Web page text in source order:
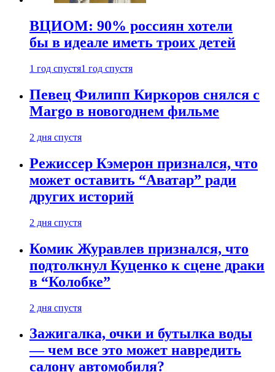
ВЦИОМ: 90% россиян хотели
бы в идеале иметь троих детей
1 год спустя1 год спустя
Певец Филипп Киркоров снялся с
Margo в новогоднем фильме
2 дня спустя
Режиссер Кэмерон признался, что
может оставить “Аватар” ради
других историй
2 дня спустя
Комик Журавлев признался, что
подтолкнул Куценко к сцене драки
в “Колобке”
2 дня спустя
Зажигалка, очки и бутылка воды
— чем все это может навредить
салону автомобиля?